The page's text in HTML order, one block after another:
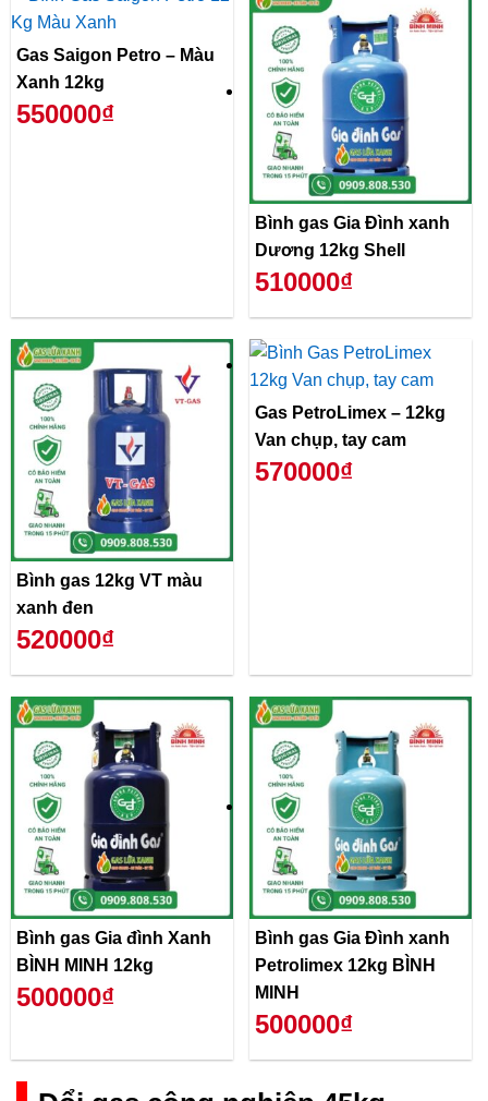
Gas Saigon Petro – Màu
Xanh 12kg
550000₫
Bình gas Gia Đình xanh
Dương 12kg Shell
510000₫
Bình gas 12kg VT màu
xanh đen
520000₫
Gas PetroLimex – 12kg
Van chụp, tay cam
570000₫
Bình gas Gia đình Xanh
BÌNH MINH 12kg
500000₫
Bình gas Gia Đình xanh
Petrolimex 12kg BÌNH
MINH
500000₫